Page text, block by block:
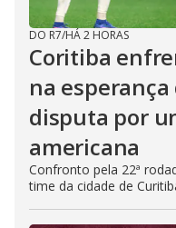
DO R7/HÁ 2 HORAS
Coritiba
na
disputa por
americana
Confronto pela 22ª
time da cidade de